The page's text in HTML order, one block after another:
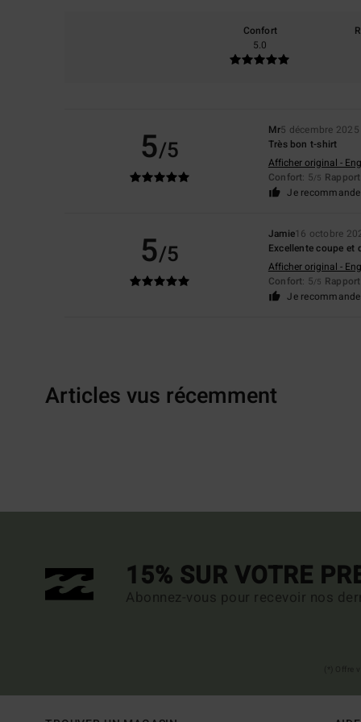
Confort
5.0
5/5
Mr5 décembre 2025
Très bon t-shirt
Afficher original -
Confort: 5/5
Je
5/5
Jamie16 octobre
Excellente coupe et
Afficher original -
Confort: 5/5
Je
Articles vus récemment
15% SUR VOTRE
Abonnez-vous pour recevoir nos